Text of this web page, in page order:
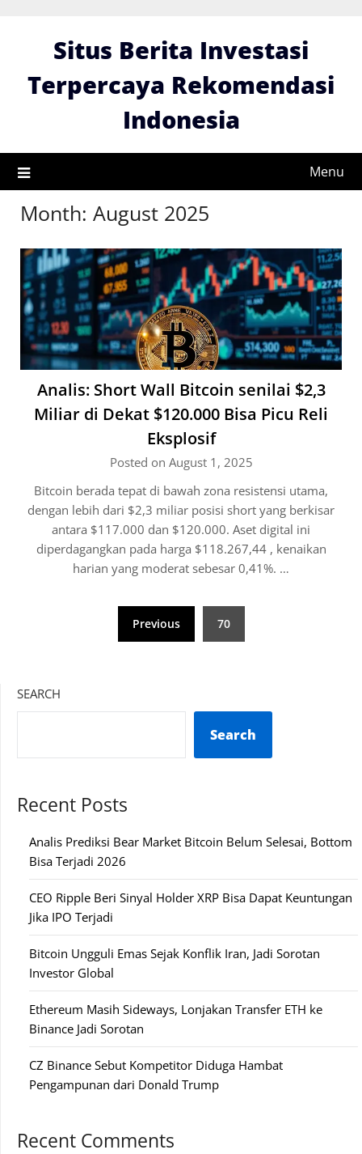
Situs Berita Investasi
Terpercaya Rekomendasi
Indonesia
Menu
Month: August 2025
Analis: Short Wall Bitcoin senilai $2,3
Miliar di Dekat $120.000 Bisa Picu Reli
Eksplosif
Posted on August 1, 2025
Bitcoin berada tepat di bawah zona resistensi utama,
dengan lebih dari $2,3 miliar posisi short yang berkisar
antara $117.000 dan $120.000. Aset digital ini
diperdagangkan pada harga $118.267,44 , kenaikan
harian yang moderat sebesar 0,41%. …
Previous 70
SEARCH
Search
Recent Posts
Analis Prediksi Bear Market Bitcoin Belum Selesai, Bottom
Bisa Terjadi 2026
CEO Ripple Beri Sinyal Holder XRP Bisa Dapat Keuntungan
Jika IPO Terjadi
Bitcoin Ungguli Emas Sejak Konflik Iran, Jadi Sorotan
Investor Global
Ethereum Masih Sideways, Lonjakan Transfer ETH ke
Binance Jadi Sorotan
CZ Binance Sebut Kompetitor Diduga Hambat
Pengampunan dari Donald Trump
Recent Comments